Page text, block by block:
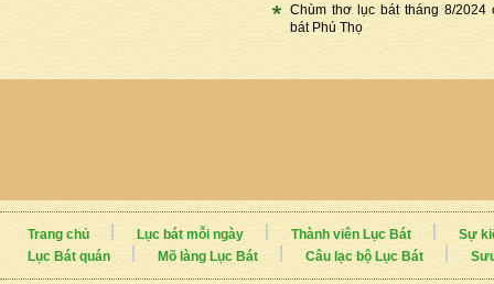
Chùm thơ lục bát tháng 8/2024
bát Phú Thọ
Trang chủ Lục bát mỗi ngày Thành viên Lục Bát
Sự
Lục Bát quán
Mõ làng Lục Bát Câu lạc bộ Lục Bát